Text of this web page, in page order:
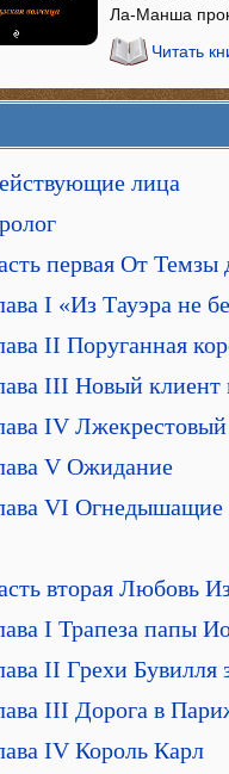
Ла-Манша
Читать
лица
первая От Темзы
I «Из Тауэра не
II Поруганная
III Новый клиент
IV
V Ожидание
VI Огнедышащие
вторая Любовь
I Трапеза папы
II Грехи Бувилля
III Дорога в
IV Король Карл